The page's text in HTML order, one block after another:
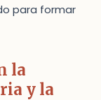
para formar
la
y la